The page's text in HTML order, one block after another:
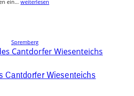
ein… weiterlesen
Spremberg
Cantdorfer Wiesenteichs